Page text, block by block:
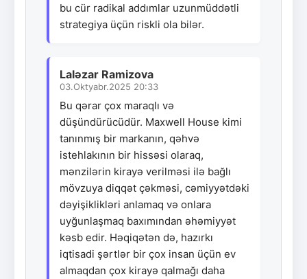
bu cür radikal addımlar uzunmüddətli
strategiya üçün riskli ola bilər.
Laləzar Ramizova
03.Oktyabr.2025 20:33
Bu qərar çox maraqlı və
düşündürücüdür. Maxwell House kimi
tanınmış bir markanın, qəhvə
istehlakının bir hissəsi olaraq,
mənzilərin kirayə verilməsi ilə bağlı
mövzuya diqqət çəkməsi, cəmiyyətdəki
dəyişiklikləri anlamaq və onlara
uyğunlaşmaq baxımından əhəmiyyət
kəsb edir. Həqiqətən də, hazırkı
iqtisadi şərtlər bir çox insan üçün ev
almaqdan çox kirayə qalmağı daha